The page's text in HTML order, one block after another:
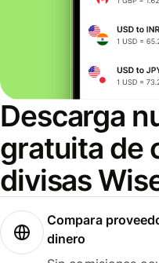
Descarga
gratuita de
divisas
Compara
dinero